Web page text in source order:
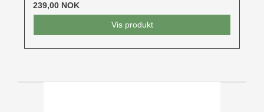
239,00 NOK
Vis produkt